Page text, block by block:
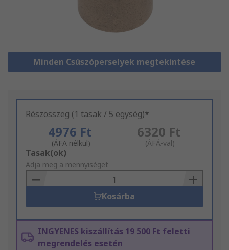
Minden Csúszóperselyek megtekintése
Részösszeg (1 tasak / 5 egység)*
4976 Ft
(ÁFA nélkül)
6320 Ft
(ÁFÁ-val)
Add
to
Basket
Tasak(ok)
Adja meg a mennyiséget
Kosárba
INGYENES kiszállítás 19 500 Ft feletti
megrendelés esetén